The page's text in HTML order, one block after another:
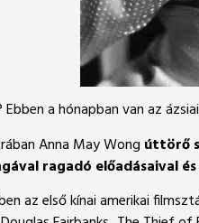
a hónapban van az
Anna May Wong úttörő
ragadó előadásaival
az első kínai amerikai